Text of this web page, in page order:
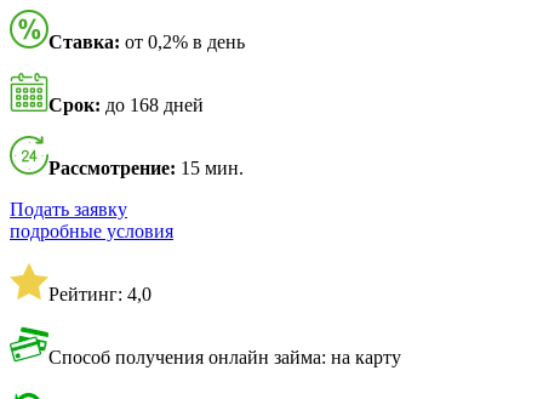
Ставка: от 0,2% в день
Срок: до 168 дней
Рассмотрение: 15 мин.
Подать заявку
подробные условия
Рейтинг: 4,0
Способ получения онлайн займа: на карту